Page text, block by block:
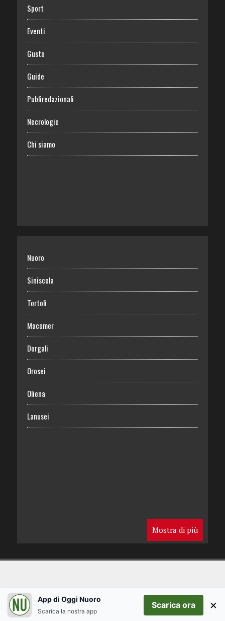
Sport
Eventi
Gusto
Guide
Publiredazionali
Necrologie
Chi siamo
Nuoro
Siniscola
Tortolì
Macomer
Dorgali
Orosei
Oliena
Lanusei
Mostra di più
App di Oggi Nuoro
Scarica la nostra app
Scarica ora ×